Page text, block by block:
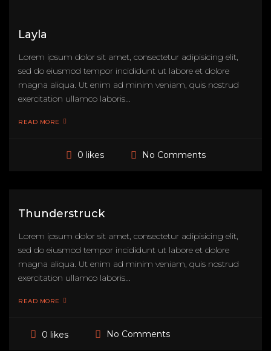
Layla
Lorem ipsum dolor sit amet, consectetur adipisicing elit,
sed do eiusmod tempor incididunt ut labore et dolore
magna aliqua. Ut enim ad minim veniam, quis nostrud
exercitation ullamco laboris...
READ MORE
0 likes No Comments
Thunderstruck
Lorem ipsum dolor sit amet, consectetur adipisicing elit,
sed do eiusmod tempor incididunt ut labore et dolore
magna aliqua. Ut enim ad minim veniam, quis nostrud
exercitation ullamco laboris...
READ MORE
0 likes No Comments